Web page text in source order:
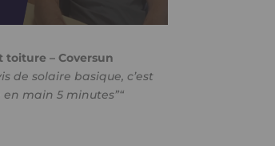
toiture – Coversun
de solaire basique, c’est
main 5 minutes”“